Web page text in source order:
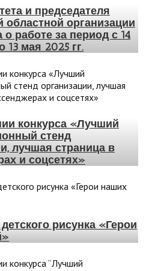
и председателя
областной организации
работе за период с 14
13 мая 2025 гг.
конкурса «Лучший
стенд
лучшая страница в
и соцсетях»
рисунка «Герои